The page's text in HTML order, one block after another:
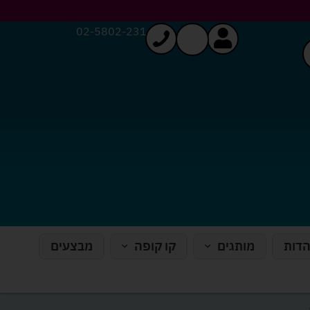
02-5802-231
מותגים קו קופה מבצעים